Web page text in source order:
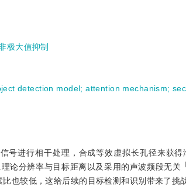
极大值抑制
detection model;attention mechanism;
号进行相干处理，合成等效虚拟长孔径来获得
论分辨率与目标距离以及采用的声波频段无关
也较低，这给后续的目标检测和识别带来了挑